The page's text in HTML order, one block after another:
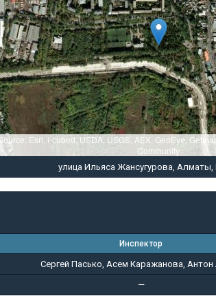
Esri, i-cubed, USDA, USGS, AEX, GeoEye,
Community
улица Ильяса Жансугурова, Алматы,
Инспектор
Сергей Пасько, Асем Каражанова, Антон
—